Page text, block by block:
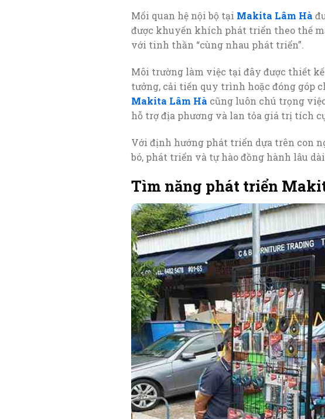
Mối quan hệ nội bộ tại Makita Lâm Hà
được khuyến khích phát triển theo thế
với tinh thần “cùng nhau phát triển”.
Môi trường làm việc tại đây được thiết
tưởng, cải tiến quy trình hoặc đóng góp
Makita Lâm Hà cũng luôn chú trọng
hỗ trợ địa phương và lan tỏa giá trị tích
Với định hướng phát triển dựa trên con
bó, phát triển và tự hào đồng hành lâu
Tìm năng phát triển